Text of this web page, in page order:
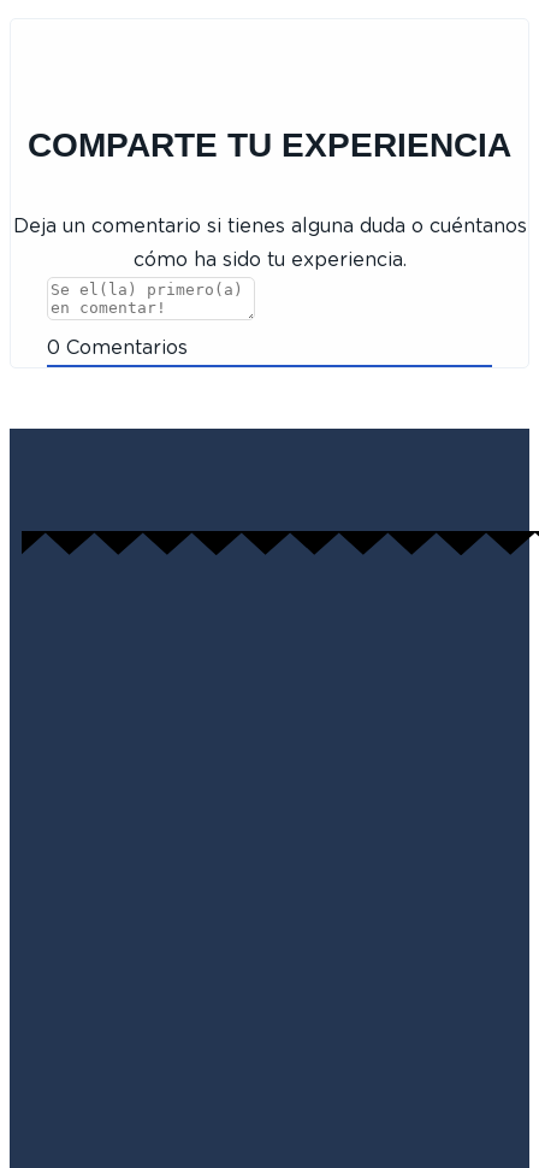
COMPARTE TU EXPERIENCIA
Deja un comentario si tienes alguna duda o cuéntanos
cómo ha sido tu experiencia.
0 Comentarios